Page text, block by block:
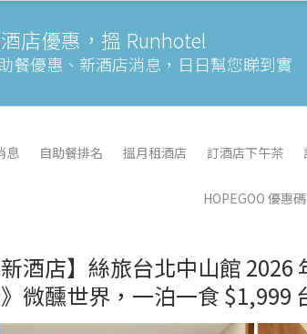
店優惠，搵 Runhotel
餐優惠、新酒店消息， 日日幫您睇到實
息 自助餐排名 搵月租酒店 訂酒店下午茶
HOPEGOO 優惠碼
新酒店】絲旅台北中山館
微醺世界，一泊一食 $1,999